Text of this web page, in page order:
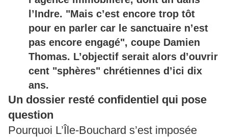
l’Indre. "Mais c’est encore trop tôt
pour en parler car le sanctuaire n’est
pas encore engagé", coupe Damien
Thomas. L’objectif serait alors d’ouvrir
cent "sphères" chrétiennes d’ici dix
ans.
Un dossier resté confidentiel qui pose
question
Pourquoi L’Île-Bouchard s’est imposée